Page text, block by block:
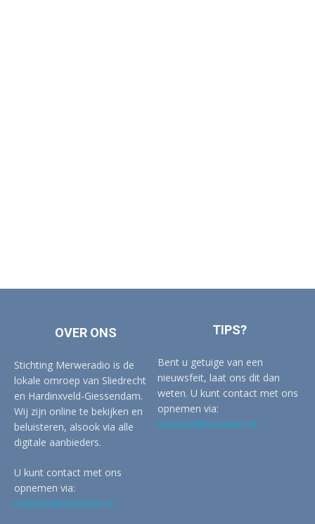
OVER ONS
Stichting Merweradio is de
lokale omroep van Sliedrecht
en Hardinxveld-Giessendam.
Wij zijn online te bekijken en
beluisteren, alsook via alle
digitale aanbieders.
U kunt contact met ons
opnemen via:
redactie@merwertv.nl
TIPS?
Bent u getuige van een
nieuwsfeit, laat ons dit dan
weten. U kunt contact met ons
opnemen via:
redactie@merwertv.nl